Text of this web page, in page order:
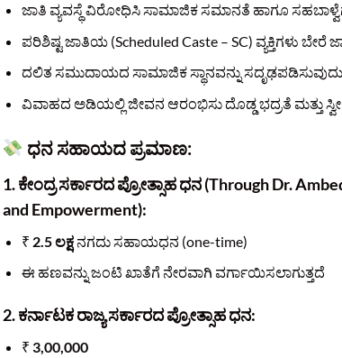
ಜಾತಿ ವ್ಯವಸ್ಥೆ ವಿರೋಧಿಸಿ ಸಾಮಾಜಿಕ ಸಮಾನತೆ ಹಾಗೂ
ಪರಿಶಿಷ್ಟ ಜಾತಿಯ (Scheduled Caste – SC) ವ್ಯಕ್ತಿಗಳು
ದಲಿತ ಸಮುದಾಯದ ಸಾಮಾಜಿಕ ಸ್ಥಾನವನ್ನು ಸದೃಢಪಡಿಸುವುದು
ವಿವಾಹದ ಅಡಿಯಲ್ಲಿ ಜೀವನ ಆರಂಭಿಸು ದೊಡ್ಡ ಭದ್ರತೆ ಮತ್ತು
ಧನ ಸಹಾಯದ ಪ್ರಮಾಣ:
1. ಕೇಂದ್ರ ಸರ್ಕಾರದ ಪ್ರೋತ್ಸಾಹ ಧನ (Through Dr.
and Empowerment):
₹ 2.5 ಲಕ್ಷನಗದು ಸಹಾಯಧನ (one-time)
ಈ ಹಣವನ್ನು ಜಂಟಿ ಖಾತೆಗೆ ನೇರವಾಗಿ ವರ್ಗಾಯಿಸಲಾಗುತ್ತದೆ
2. ಕರ್ನಾಟಕ ರಾಜ್ಯ ಸರ್ಕಾರದ ಪ್ರೋತ್ಸಾಹ ಧನ:
₹ 3,00,000